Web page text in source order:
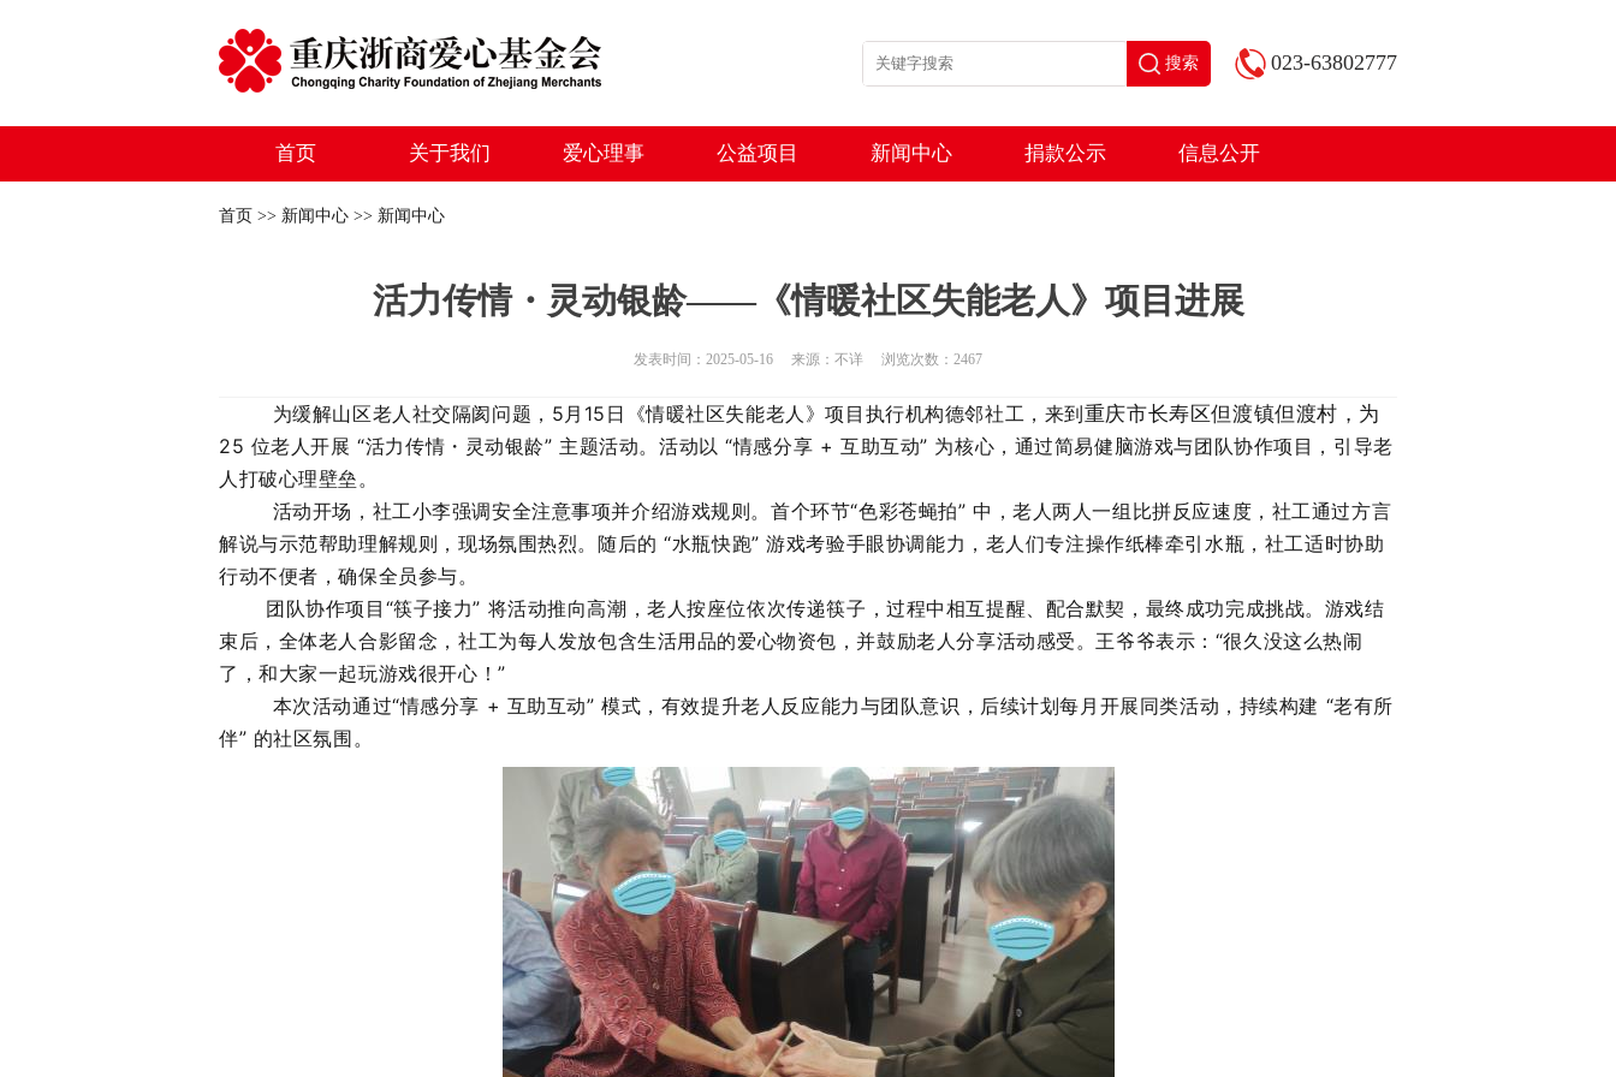
搜索 023-63802777
首页 关于我们 爱心理事 公益项目 新闻中心 捐款公示 信息公开
首页 >> 新闻中心 >> 新闻中心
活力传情・灵动银龄——《情暖社区失能老人》项目进展
发表时间：2025-05-16 来源：不详 浏览次数：2467
为缓解山区老人社交隔阂问题，5月15日 《情暖社区失能老人》项目执行机构德邻社工，来到重庆市长寿区但渡镇但渡村，为
25 位老人开展 “活力传情・灵动银龄” 主题活动。活动以 “情感分享 + 互助互动” 为核心，通过简易健脑游戏与团队协作项目，引导老
人打破心理壁垒。
活动开场， 社工小李强调安全注意事项并介绍游戏规则。首个环节“色彩苍蝇拍” 中，老人两人一组比拼反应速度，社工通过方言
解说与示范帮助理解规则，现场氛围热烈。随后的 “水瓶快跑” 游戏考验手眼协调能力，老人们专注操作纸棒牵引水瓶，社工适时协助
行动不便者，确保全员参与。
团队协作项目 “筷子接力” 将活动推向高潮，老人按座位依次传递筷子，过程中相互提醒、配合默契，最终成功完成挑战。游戏结
束后，全体老人合影留念，社工为每人发放包含生活用品的爱心物资包，并鼓励老人分享活动感受。王爷爷表示： “很久没这么热闹
了，和大家一起玩游戏很开心！”
本次活动通过“情感分享 + 互助互动” 模式，有效提升老人反应能力与团队意识，后续计划每月开展同类活动，持续构建 “老有所
伴” 的社区氛围。